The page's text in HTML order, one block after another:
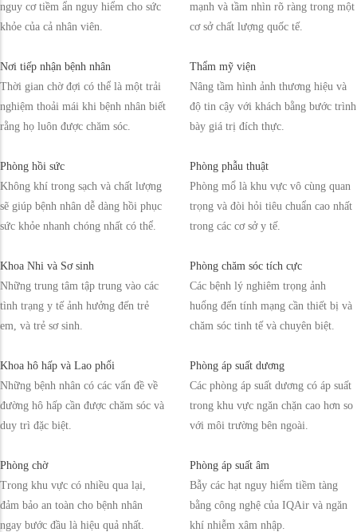
nguy cơ tiềm ẩn nguy hiểm cho sức
khỏe của cả nhân viên.
mạnh và tầm nhìn rõ ràng trong một
cơ sở chất lượng quốc tế.
Nơi tiếp nhận bệnh nhân
Thời gian chờ đợi có thể là một trải
nghiệm thoải mái khi bệnh nhân biết
rằng họ luôn được chăm sóc.
Thẩm mỹ viện
Nâng tầm hình ảnh thương hiệu và
độ tin cậy với khách bằng bước trình
bày giá trị đích thực.
Phòng hồi sức
Không khí trong sạch và chất lượng
sẽ giúp bệnh nhân dễ dàng hồi phục
sức khỏe nhanh chóng nhất có thể.
Phòng phẫu thuật
Phòng mổ là khu vực vô cùng quan
trọng và đòi hỏi tiêu chuẩn cao nhất
trong các cơ sở y tế.
Khoa Nhi và Sơ sinh
Những trung tâm tập trung vào các
tình trạng y tế ảnh hưởng đến trẻ
em, và trẻ sơ sinh.
Phòng chăm sóc tích cực
Các bệnh lý nghiêm trọng ảnh
huổng đến tính mạng cần thiết bị và
chăm sóc tinh tế và chuyên biệt.
Khoa hô hấp và Lao phổi
Những bệnh nhân có các vấn đề về
đường hô hấp cần được chăm sóc và
duy trì đặc biệt.
Phòng áp suất dương
Các phòng áp suất dương có áp suất
trong khu vực ngăn chặn cao hơn so
với môi trường bên ngoài.
Phòng chờ
Trong khu vực có nhiều qua lại,
đảm bảo an toàn cho bệnh nhân
ngay bước đầu là hiệu quả nhất.
Phòng áp suất âm
Bẫy các hạt nguy hiểm tiềm tàng
bằng công nghệ của IQAir và ngăn
khí nhiễm xâm nhập.